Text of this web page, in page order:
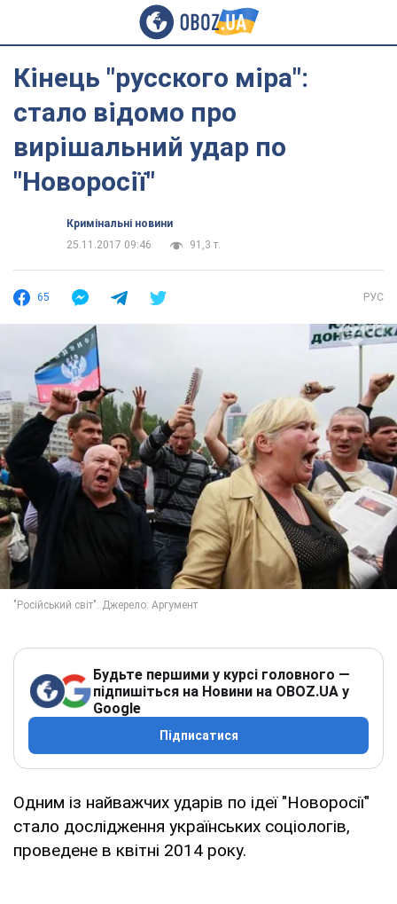
Кінець "русского міра":
стало відомо про
вирішальний удар по
"Новоросії"
Кримінальні новини
25.11.2017 09:46
91,3 т.
65 РУС
Будьте першими у курсі головного —
підпишіться на Новини на OBOZ.UA у
Google
Підписатися
Одним із найважчих ударів по ідеї "Новоросії"
стало дослідження українських соціологів,
проведене в квітні 2014 року.